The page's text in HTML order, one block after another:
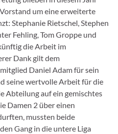
um eine erweiterte
Stephanie Rietschel, Stephen
Fehling, Tom Groppe und
die Arbeit im
Dank gilt dem
Daniel Adam für sein
seine wertvolle Arbeit für die
Abteilung auf ein gemischtes
Damen 2 über einen
mussten beide
Gang in die untere Liga